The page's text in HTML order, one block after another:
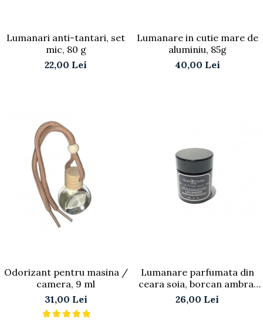
Lumanari anti-tantari, set
mic, 80 g
22,00 Lei
Lumanare in cutie mare de
aluminiu, 85g
40,00 Lei
Odorizant pentru masina /
camera, 9 ml
31,00 Lei
Lumanare parfumata din
ceara soia, borcan ambra,
25 g
26,00 Lei